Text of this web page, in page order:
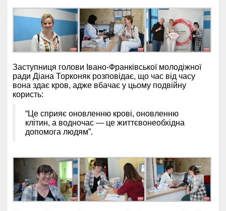
Заступниця голови Івано-Франківської молодіжної
ради Діана Торконяк розповідає, що час від часу
вона здає кров, адже вбачає у цьому подвійну
користь:
“Це сприяє оновленню крові, оновленню
клітин, а водночас — це життєвонеобхідна
допомога людям”.